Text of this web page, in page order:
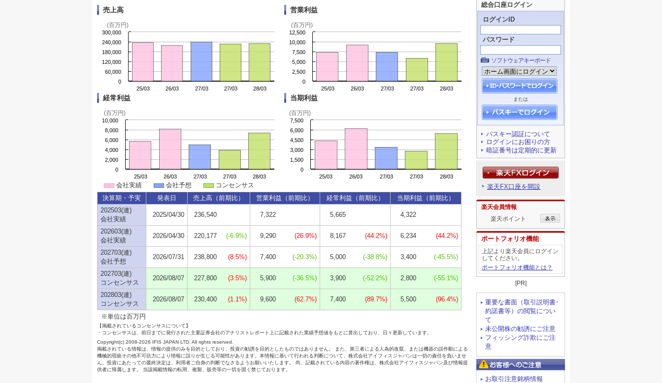
総合口座ログイン
ログインID
パスワード
ソフトウェアキーボード
または
パスキー認証について
ログインにお困りの方
暗証番号は定期的に更新
楽天FX口座を開設
楽天会員情報
楽天ポイント
ポートフォリオ機能
上記より楽天会員にログイン
してください。
ポートフォリオ機能とは？
[PR]
重要な書面（取引説明書･
約諾書等）の閲覧につい
て
未公開株の勧誘にご注意
フィッシング詐欺にご注
意
お取引注意銘柄情報